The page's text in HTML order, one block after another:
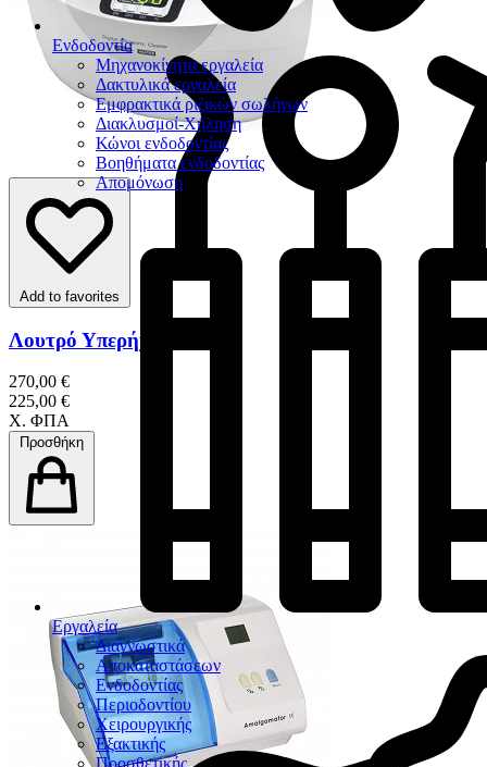
Ενδοδοντία
Μηχανοκίνητα εργαλεία
Δακτυλικά εργαλεία
Εμφρακτικά ριζικών σωλήνων
Διακλυσμοί-Χήληση
Κώνοι ενδοδοντίας
Βοηθήματα ενδοδοντίας
Απομόνωση
Εργαλεία
Διαγνωστικά
Αποκαταστάσεων
Ενδοδοντίας
Περιοδοντίου
Χειρουργικής
Εξακτικής
Προσθετικής
Add to favorites
Λουτρό Υπερήχων 2,5 Lt
270,00 €
225,00 €
Χ. ΦΠΑ
Προσθήκη